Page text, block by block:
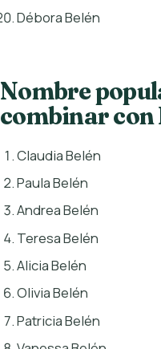
Débora Belén
Nombre
combinar con
Claudia Belén
Paula Belén
Andrea Belén
Teresa Belén
Alicia Belén
Olivia Belén
Patricia Belén